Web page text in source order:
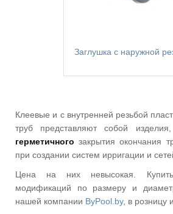
Заглушка с наружной
Клеевые и с внутренней резьбой
труб представляют собой
герметичного закрытия окончания
при создании систем ирригации и
Цена на них невысокая.
модификаций по размеру и
нашей компании ByPool.by, в розницу